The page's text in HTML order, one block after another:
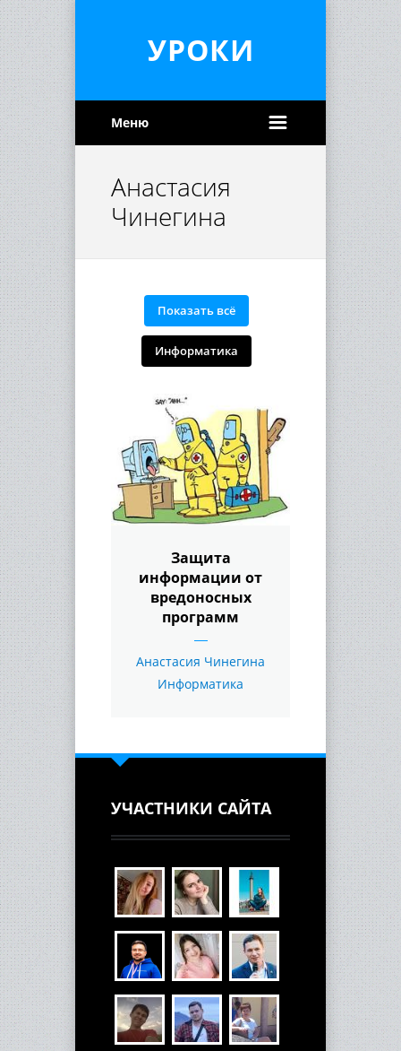
УРОКИ
Меню
Анастасия
Чинегина
Показать всё
Информатика
Защита
информации от
вредоносных
программ
Анастасия Чинегина
Информатика
УЧАСТНИКИ САЙТА